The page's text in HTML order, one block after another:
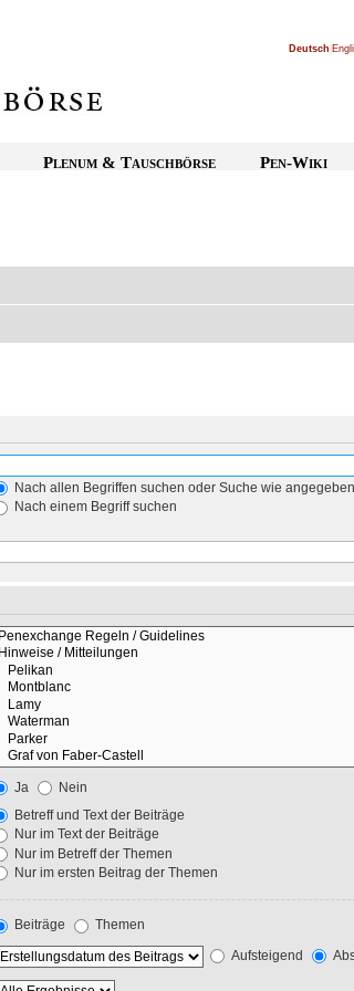
Deutsch
Plenum & Tauschbörse Pen-Wiki
Nach allen Begriffen suchen oder Suche wie
Nach einem Begriff suchen
Ja
Nein
Betreff und Text der Beiträge
Nur im Text der Beiträge
Nur im Betreff der Themen
Nur im ersten Beitrag der Themen
Beiträge
Themen
Aufsteigend